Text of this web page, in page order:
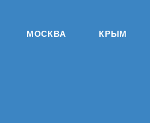
МОСКВА КРЫМ